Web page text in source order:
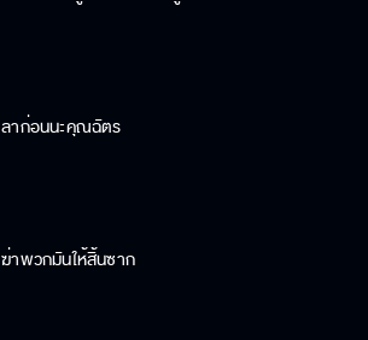
ลาก่อนนะคุณฉัตร
ฆ่าพวกมันให้สิ้นซาก